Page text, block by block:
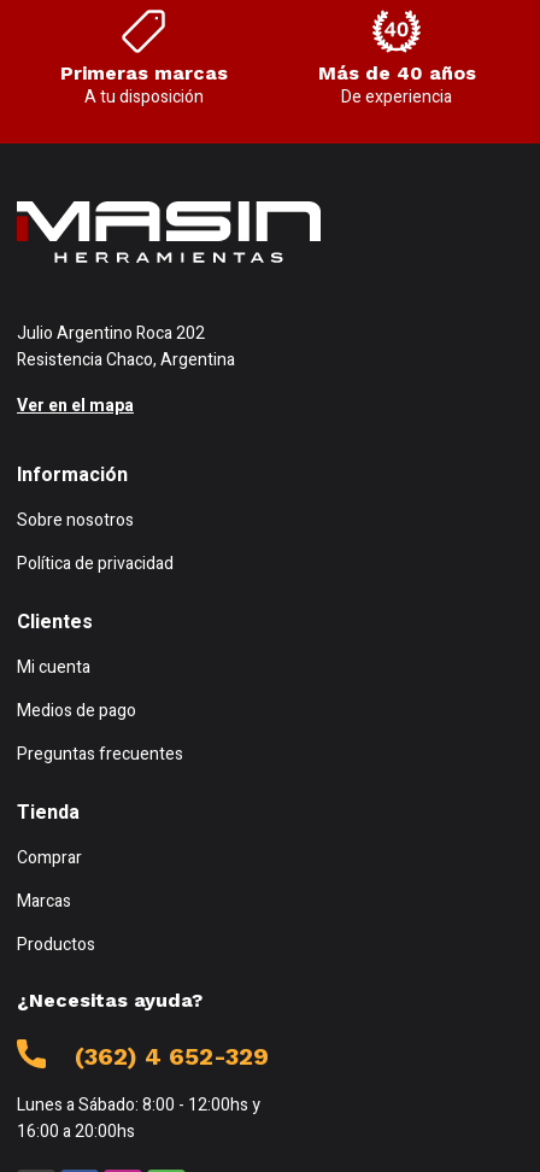
Primeras marcas
A tu disposición
Más de 40 años
De experiencia
Julio Argentino Roca 202
Resistencia Chaco, Argentina
Ver en el mapa
Información
Sobre nosotros
Política de privacidad
Clientes
Mi cuenta
Medios de pago
Preguntas frecuentes
Tienda
Comprar
Marcas
Productos
¿Necesitas ayuda?
(362) 4 652-329
Lunes a Sábado: 8:00 - 12:00hs y
16:00 a 20:00hs